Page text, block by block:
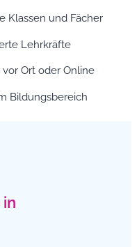
Klassen und Fächer
Lehrkräfte
Ort oder Online
Bildungsbereich